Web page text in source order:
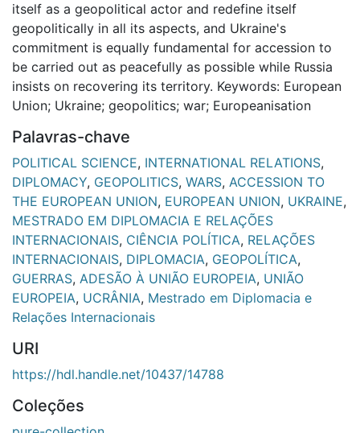
itself as a geopolitical actor and redefine itself
geopolitically in all its aspects, and Ukraine's
commitment is equally fundamental for accession to
be carried out as peacefully as possible while Russia
insists on recovering its territory. Keywords: European
Union; Ukraine; geopolitics; war; Europeanisation
Palavras-chave
POLITICAL SCIENCE, INTERNATIONAL RELATIONS,
DIPLOMACY, GEOPOLITICS, WARS, ACCESSION TO
THE EUROPEAN UNION, EUROPEAN UNION, UKRAINE,
MESTRADO EM DIPLOMACIA E RELAÇÕES
INTERNACIONAIS, CIÊNCIA POLÍTICA, RELAÇÕES
INTERNACIONAIS, DIPLOMACIA, GEOPOLÍTICA,
GUERRAS, ADESÃO À UNIÃO EUROPEIA, UNIÃO
EUROPEIA, UCRÂNIA, Mestrado em Diplomacia e
Relações Internacionais
URI
https://hdl.handle.net/10437/14788
Coleções